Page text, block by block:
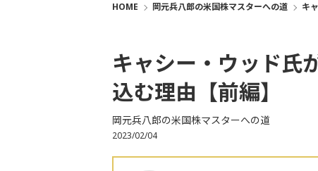
HOME 岡元兵八郎の米国株マスターへの道 キ
キャシー・ウッド氏
込む理由【前編】
岡元兵八郎の米国株マスターへの道
2023/02/04